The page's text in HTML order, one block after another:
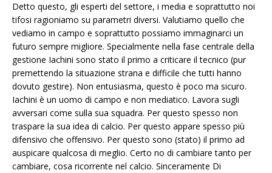
Detto questo, gli esperti del settore, i media e soprattutto noi
tifosi ragioniamo su parametri diversi. Valutiamo quello che
vediamo in campo e soprattutto possiamo immaginarci un
futuro sempre migliore. Specialmente nella fase centrale della
gestione Iachini sono stato il primo a criticare il tecnico (pur
premettendo la situazione strana e difficile che tutti hanno
dovuto gestire). Non entusiasma, questo è poco ma sicuro.
Iachini è un uomo di campo e non mediatico. Lavora sugli
avversari come sulla sua squadra. Per questo spesso non
traspare la sua idea di calcio. Per questo appare spesso più
difensivo che offensivo. Per questo sono (stato) il primo ad
auspicare qualcosa di meglio. Certo no di cambiare tanto per
cambiare, cosa ricorrente nel calcio. Sinceramente Di